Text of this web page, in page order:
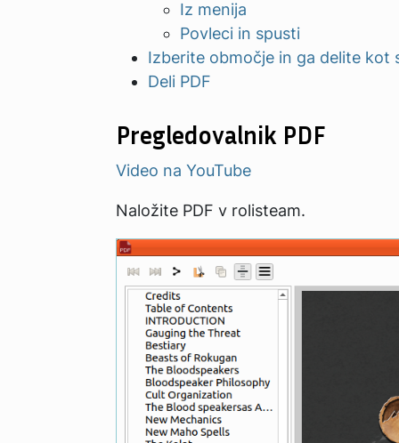
Iz menija
Povleci in spusti
Izberite območje in ga delite kot
Deli PDF
Pregledovalnik PDF
Video na YouTube
Naložite PDF v rolisteam.